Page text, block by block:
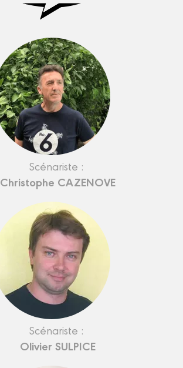
Scénariste :
Christophe CAZENOVE
Scénariste :
Olivier SULPICE